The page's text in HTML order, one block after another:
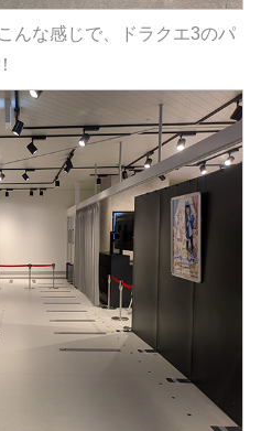
んな感じで、ドラクエ3のパ